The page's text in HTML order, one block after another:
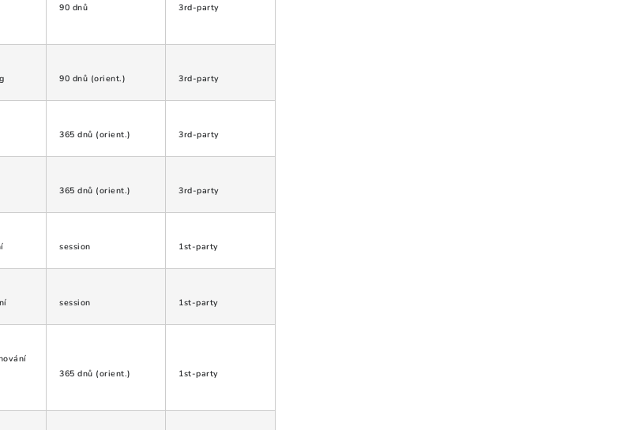
90 dnů 3rd-party
90 dnů (orient.) 3rd-party
365 dnů (orient.) 3rd-party
365 dnů (orient.) 3rd-party
session 1st-party
session 1st-party
365 dnů (orient.) 1st-party